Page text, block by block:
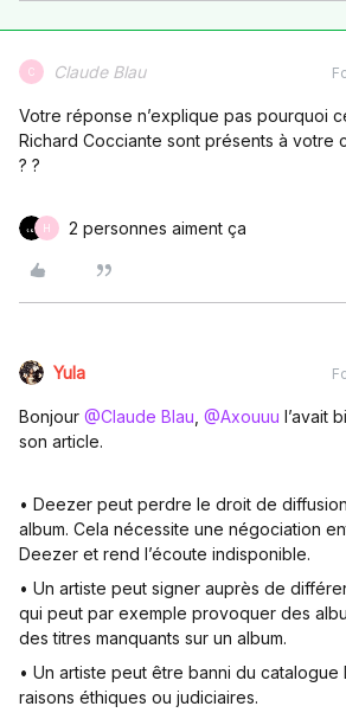
C Claude Blau
Votre réponse n’explique pas pourquoi
Richard Cocciante sont présents à votre
? ?
H 2 personnes aiment ça
Yula
Bonjour @Claude Blau @Axouuu l’avait
son article.
• Deezer peut perdre le droit de diffusion
album. Cela nécessite une négociation
Deezer et rend l’écoute indisponible.
• Un artiste peut signer auprès de
qui peut par exemple provoquer des
des titres manquants sur un album.
• Un artiste peut être banni du
raisons éthiques ou judiciaires.